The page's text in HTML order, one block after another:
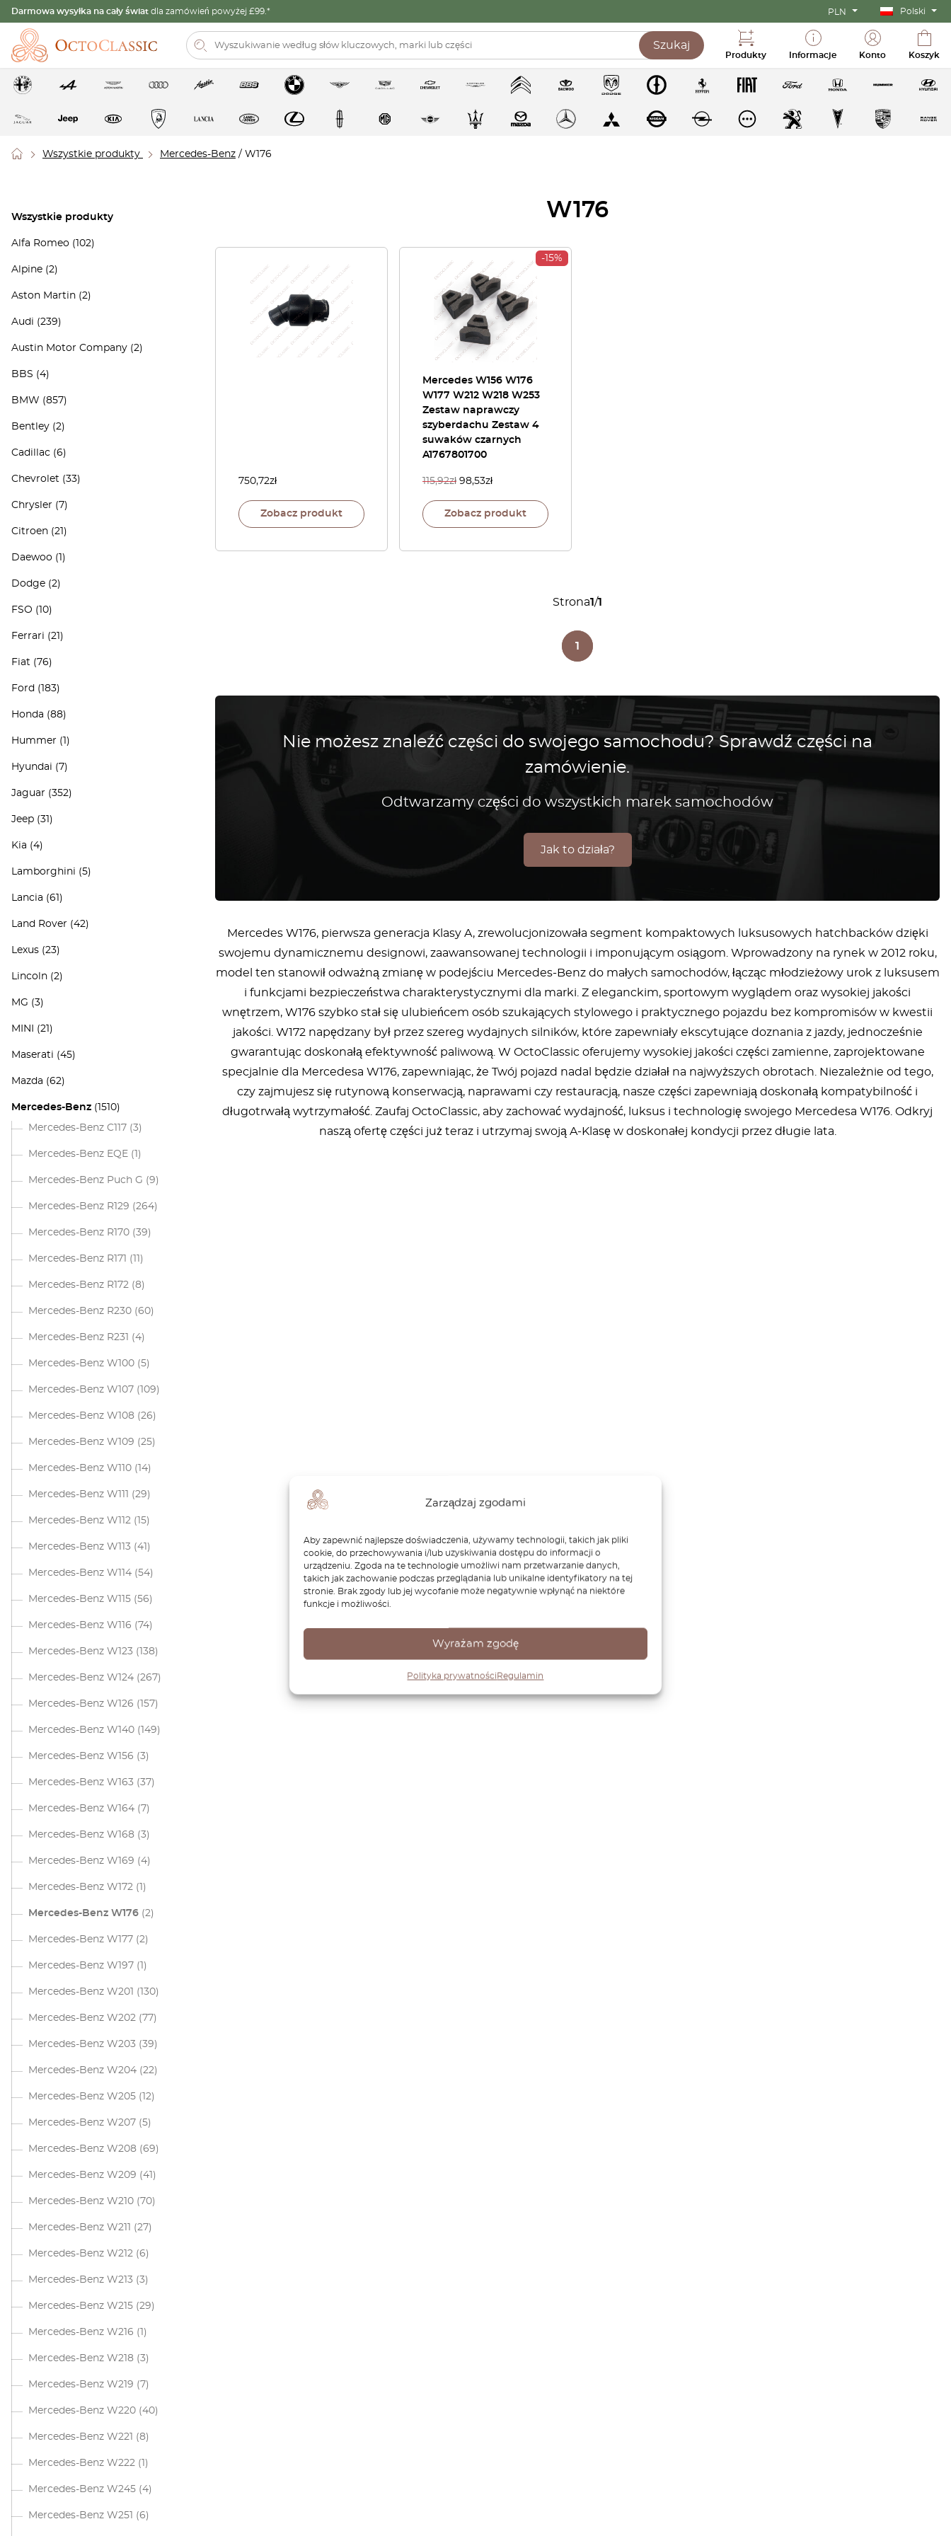
Zarządzaj zgodami
Aby zapewnić najlepsze doświadczenia, używamy technologii, takich jak pliki
cookie, do przechowywania i/lub uzyskiwania dostępu do informacji o
urządzeniu. Zgoda na te technologie umożliwi nam przetwarzanie danych,
takich jak zachowanie podczas przeglądania lub unikalne identyfikatory na tej
stronie. Brak zgody lub jej wycofanie może negatywnie wpłynąć na niektóre
funkcje i możliwości.
Wyrażam zgodę
Polityka prywatności Regulamin
Darmowa wysyłka na cały świat dla zamówień powyżej £99.* PLN Polski
Szukaj
Produkty Informacje Konto Koszyk
Wszystkie produkty Mercedes-Benz / W176
Wszystkie produkty
Alfa Romeo (102)
Alpine (2)
Aston Martin (2)
Audi (239)
Austin Motor Company (2)
BBS (4)
BMW (857)
Bentley (2)
Cadillac (6)
Chevrolet (33)
Chrysler (7)
Citroen (21)
Daewoo (1)
Dodge (2)
FSO (10)
Ferrari (21)
Fiat (76)
Ford (183)
Honda (88)
Hummer (1)
Hyundai (7)
Jaguar (352)
Jeep (31)
Kia (4)
Lamborghini (5)
Lancia (61)
Land Rover (42)
Lexus (23)
Lincoln (2)
MG (3)
MINI (21)
Maserati (45)
Mazda (62)
Mercedes-Benz (1510)
Mercedes-Benz C117 (3)
Mercedes-Benz EQE (1)
Mercedes-Benz Puch G (9)
Mercedes-Benz R129 (264)
Mercedes-Benz R170 (39)
Mercedes-Benz R171 (11)
Mercedes-Benz R172 (8)
Mercedes-Benz R230 (60)
Mercedes-Benz R231 (4)
Mercedes-Benz W100 (5)
Mercedes-Benz W107 (109)
Mercedes-Benz W108 (26)
Mercedes-Benz W109 (25)
Mercedes-Benz W110 (14)
Mercedes-Benz W111 (29)
Mercedes-Benz W112 (15)
Mercedes-Benz W113 (41)
Mercedes-Benz W114 (54)
Mercedes-Benz W115 (56)
Mercedes-Benz W116 (74)
Mercedes-Benz W123 (138)
Mercedes-Benz W124 (267)
Mercedes-Benz W126 (157)
Mercedes-Benz W140 (149)
Mercedes-Benz W156 (3)
Mercedes-Benz W163 (37)
Mercedes-Benz W164 (7)
Mercedes-Benz W168 (3)
Mercedes-Benz W169 (4)
Mercedes-Benz W172 (1)
Mercedes-Benz W176 (2)
Mercedes-Benz W177 (2)
Mercedes-Benz W197 (1)
Mercedes-Benz W201 (130)
Mercedes-Benz W202 (77)
Mercedes-Benz W203 (39)
Mercedes-Benz W204 (22)
Mercedes-Benz W205 (12)
Mercedes-Benz W207 (5)
Mercedes-Benz W208 (69)
Mercedes-Benz W209 (41)
Mercedes-Benz W210 (70)
Mercedes-Benz W211 (27)
Mercedes-Benz W212 (6)
Mercedes-Benz W213 (3)
Mercedes-Benz W215 (29)
Mercedes-Benz W216 (1)
Mercedes-Benz W218 (3)
Mercedes-Benz W219 (7)
Mercedes-Benz W220 (40)
Mercedes-Benz W221 (8)
Mercedes-Benz W222 (1)
Mercedes-Benz W245 (4)
Mercedes-Benz W251 (6)
W176
750,72zł
Zobacz produkt
-15%
Mercedes W156 W176
W177 W212 W218 W253
Zestaw naprawczy
szyberdachu Zestaw 4
suwaków czarnych
A1767801700
115,92zł 98,53zł
Zobacz produkt
Strona1/1
1
Nie możesz znaleźć części do swojego samochodu? Sprawdź części na
zamówienie.
Odtwarzamy części do wszystkich marek samochodów
Jak to działa?
Mercedes W176, pierwsza generacja Klasy A, zrewolucjonizowała segment kompaktowych luksusowych hatchbacków dzięki
swojemu dynamicznemu designowi, zaawansowanej technologii i imponującym osiągom. Wprowadzony na rynek w 2012 roku,
model ten stanowił odważną zmianę w podejściu Mercedes-Benz do małych samochodów, łącząc młodzieżowy urok z luksusem
i funkcjami bezpieczeństwa charakterystycznymi dla marki. Z eleganckim, sportowym wyglądem oraz wysokiej jakości
wnętrzem, W176 szybko stał się ulubieńcem osób szukających stylowego i praktycznego pojazdu bez kompromisów w kwestii
jakości. W172 napędzany był przez szereg wydajnych silników, które zapewniały ekscytujące doznania z jazdy, jednocześnie
gwarantując doskonałą efektywność paliwową. W OctoClassic oferujemy wysokiej jakości części zamienne, zaprojektowane
specjalnie dla Mercedesa W176, zapewniając, że Twój pojazd nadal będzie działał na najwyższych obrotach. Niezależnie od tego,
czy zajmujesz się rutynową konserwacją, naprawami czy restauracją, nasze części zapewniają doskonałą kompatybilność i
długotrwałą wytrzymałość. Zaufaj OctoClassic, aby zachować wydajność, luksus i technologię swojego Mercedesa W176. Odkryj
naszą ofertę części już teraz i utrzymaj swoją A-Klasę w doskonałej kondycji przez długie lata.